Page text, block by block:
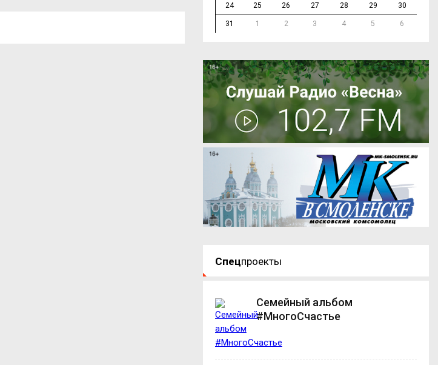
24 25 26 27 28 29 30
31 1 2 3 4 5 6
Спецпроекты
Семейный альбом
#МногоСчастье